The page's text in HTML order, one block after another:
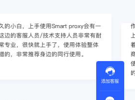
用Smart proxy会有一
术支持人员非常有耐
手了，使用体验整体
边的同行使用。
作为一家跨境电
上面经营着多个
着强烈的需求，
商，不是断网就
使用效果，体验
的问题，使用效
添加客服